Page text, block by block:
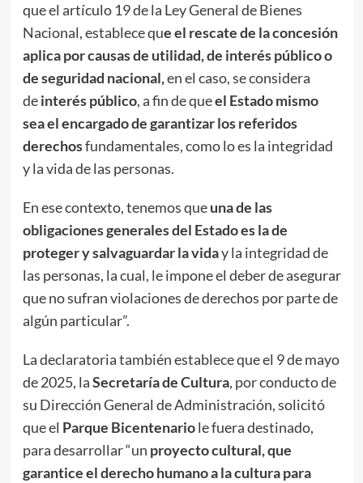
que el artículo 19 de la Ley General de Bienes
Nacional, establece que el rescate de la concesión
aplica por causas de utilidad, de interés público o
de seguridad nacional,en el caso, se considera
deinterés público, a fin de queel Estado mismo
sea el encargado de garantizar los referidos
derechosfundamentales, como lo es la integridad
y la vida de las personas.
En ese contexto, tenemos queuna de las
obligaciones generales del Estado es la de
proteger y salvaguardar la viday la integridad de
las personas, la cual, le impone el deber de asegurar
que no sufran violaciones de derechos por parte de
algún particular”.
La declaratoria también establece que el 9 de mayo
de 2025, laSecretaría de Cultura, por conducto de
su Dirección General de Administración, solicitó
que el Parque Bicentenariole fuera destinado,
para desarrollar “un proyecto cultural, que
garantice el derecho humano a la cultura para